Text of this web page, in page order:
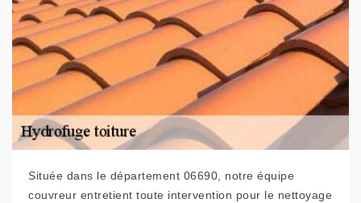
Située dans le département 06690, notre équipe
couvreur entretient toute intervention pour le nettoyage